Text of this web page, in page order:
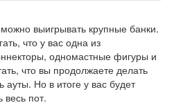
выигрывать крупные банки.
что у вас одна из
одномастные фигуры и
что вы продолжаете делать
ауты. Но в итоге у вас будет
весь пот.